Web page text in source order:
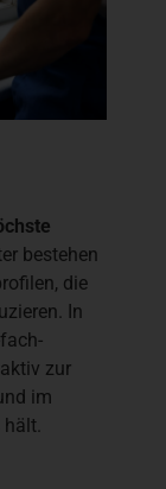
bestehen
die
In
zur
im
hält.